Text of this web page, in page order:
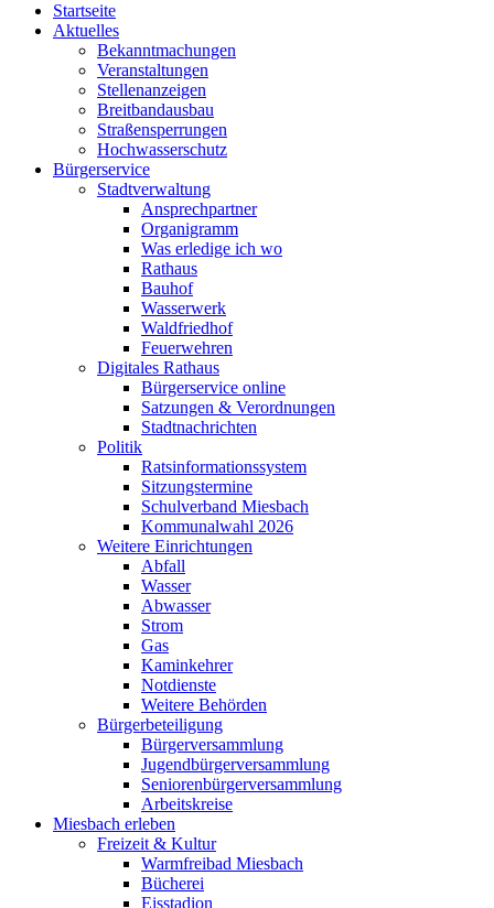
Startseite
Aktuelles
Bekanntmachungen
Veranstaltungen
Stellenanzeigen
Breitbandausbau
Straßensperrungen
Hochwasserschutz
Bürgerservice
Stadtverwaltung
Ansprechpartner
Organigramm
Was erledige ich wo
Rathaus
Bauhof
Wasserwerk
Waldfriedhof
Feuerwehren
Digitales Rathaus
Bürgerservice online
Satzungen & Verordnungen
Stadtnachrichten
Politik
Ratsinformationssystem
Sitzungstermine
Schulverband Miesbach
Kommunalwahl 2026
Weitere Einrichtungen
Abfall
Wasser
Abwasser
Strom
Gas
Kaminkehrer
Notdienste
Weitere Behörden
Bürgerbeteiligung
Bürgerversammlung
Jugendbürgerversammlung
Seniorenbürgerversammlung
Arbeitskreise
Miesbach erleben
Freizeit & Kultur
Warmfreibad Miesbach
Bücherei
Eisstadion